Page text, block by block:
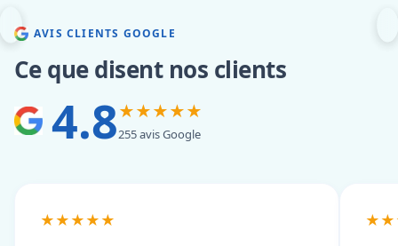
AVIS CLIENTS GOOGLE
Ce que disent nos clients
4.8★★★★★
255 avis Google
★★★★★